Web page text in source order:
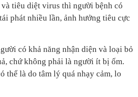
tiêu diệt virus thì người bệnh có
phát nhiều lần, ảnh hưởng tiêu cực
có khả năng nhận diện và loại bỏ
chứ không phải là người ít bị ốm.
thể là do tâm lý quá nhạy cảm, lo